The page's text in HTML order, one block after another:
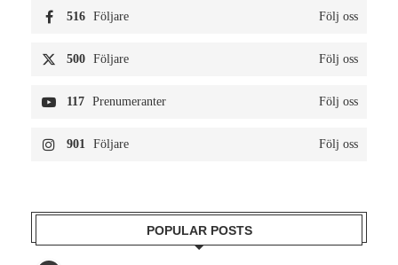
516 Följare Följ oss
500 Följare Följ oss
117 Prenumeranter Följ oss
901 Följare Följ oss
POPULAR POSTS